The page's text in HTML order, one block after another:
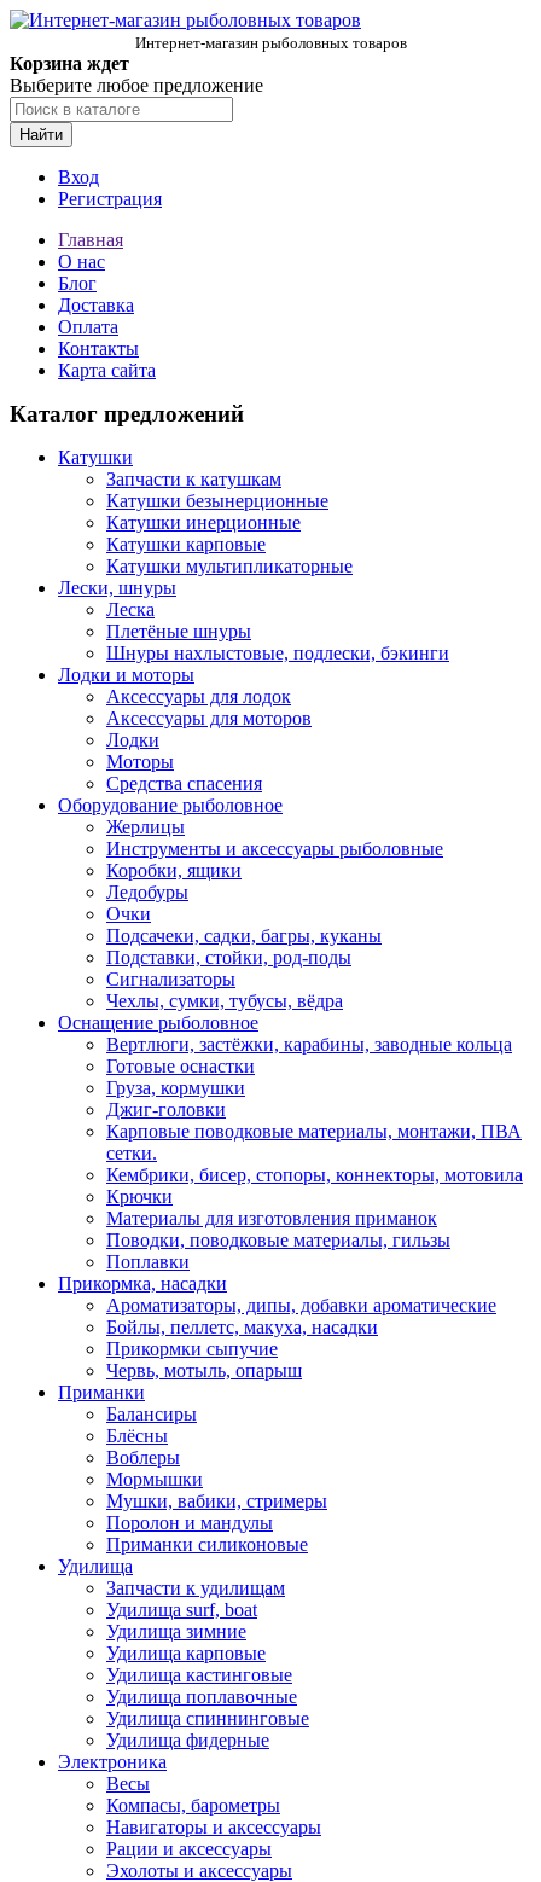
Интернет-магазин рыболовных товаров
Корзина ждет
Выберите любое предложение
Найти
Вход
Регистрация
Главная
О нас
Блог
Доставка
Оплата
Контакты
Карта сайта
Каталог предложений
Катушки
Запчасти к катушкам
Катушки безынерционные
Катушки инерционные
Катушки карповые
Катушки мультипликаторные
Лески, шнуры
Леска
Плетёные шнуры
Шнуры нахлыстовые, подлески, бэкинги
Лодки и моторы
Аксессуары для лодок
Аксессуары для моторов
Лодки
Моторы
Средства спасения
Оборудование рыболовное
Жерлицы
Инструменты и аксессуары рыболовные
Коробки, ящики
Ледобуры
Очки
Подсачеки, садки, багры, куканы
Подставки, стойки, род-поды
Сигнализаторы
Чехлы, сумки, тубусы, вёдра
Оснащение рыболовное
Вертлюги, застёжки, карабины, заводные кольца
Готовые оснастки
Груза, кормушки
Джиг-головки
Карповые поводковые материалы, монтажи, ПВА
сетки.
Кембрики, бисер, стопоры, коннекторы, мотовила
Крючки
Материалы для изготовления приманок
Поводки, поводковые материалы, гильзы
Поплавки
Прикормка, насадки
Ароматизаторы, дипы, добавки ароматические
Бойлы, пеллетс, макуха, насадки
Прикормки сыпучие
Червь, мотыль, опарыш
Приманки
Балансиры
Блёсны
Воблеры
Мормышки
Мушки, вабики, стримеры
Поролон и мандулы
Приманки силиконовые
Удилища
Запчасти к удилищам
Удилища surf, boat
Удилища зимние
Удилища карповые
Удилища кастинговые
Удилища поплавочные
Удилища спиннинговые
Удилища фидерные
Электроника
Весы
Компасы, барометры
Навигаторы и аксессуары
Рации и аксессуары
Эхолоты и аксессуары